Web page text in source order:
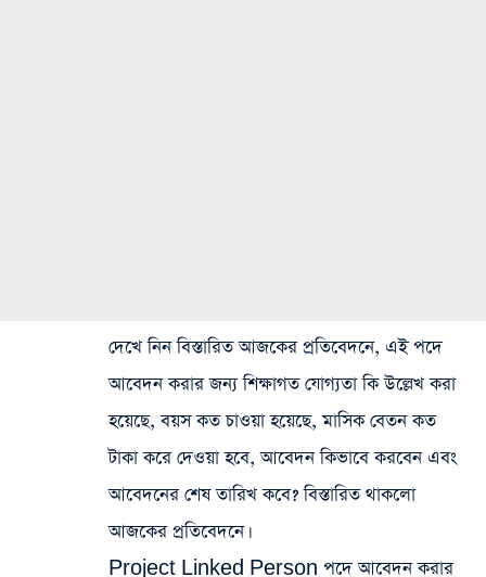
দেখে নিন বিস্তারিত আজকের প্রতিবেদনে, এই পদে
আবেদন করার জন্য শিক্ষাগত যোগ্যতা কি উল্লেখ করা
হয়েছে, বয়স কত চাওয়া হয়েছে, মাসিক বেতন কত
টাকা করে দেওয়া হবে, আবেদন কিভাবে করবেন এবং
আবেদনের শেষ তারিখ কবে? বিস্তারিত থাকলো
আজকের প্রতিবেদনে।
Project Linked Person পদে আবেদন করার